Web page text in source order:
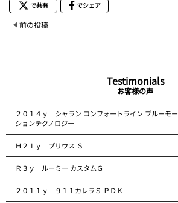
で共有 でシェア
前の投稿
Testimonials
お客様の声
２０１４ｙ シャラン コンフォートライン ブルーモー
ションテクノロジー
Ｈ２１ｙ プリウス Ｓ
Ｒ３ｙ ルーミー カスタムＧ
２０１１ｙ ９１１カレラＳ ＰＤＫ